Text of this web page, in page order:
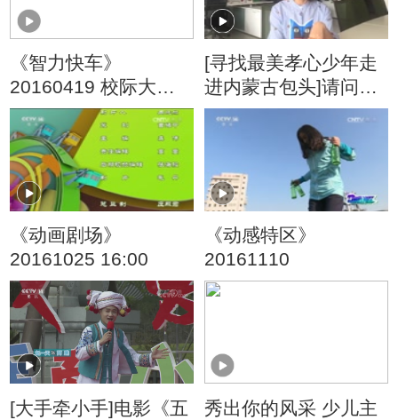
《智力快车》
20160419 校际大比
拼
[寻找最美孝心少年走
进内蒙古包头]请问陈
怡姐姐：你喜欢唱歌
《动画剧场》
20161025 16:00
《动感特区》
20161110
[大手牵小手]电影《五
秀出你的风采 少儿主